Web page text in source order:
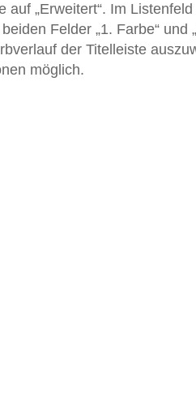
„Erweitert“. Im
Felder „1. Farbe“ und
der Titelleiste
möglich.